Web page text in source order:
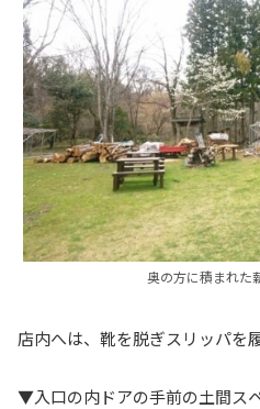
奥の方に積まれた
店内へは、靴を脱ぎスリッパを
▼入口の内ドアの手前の土間ス